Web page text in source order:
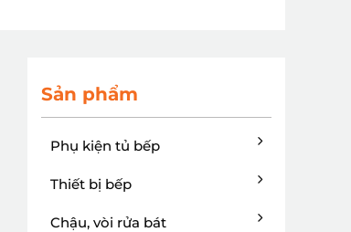
Sản phẩm
Phụ kiện tủ bếp
Thiết bị bếp
Chậu, vòi rửa bát